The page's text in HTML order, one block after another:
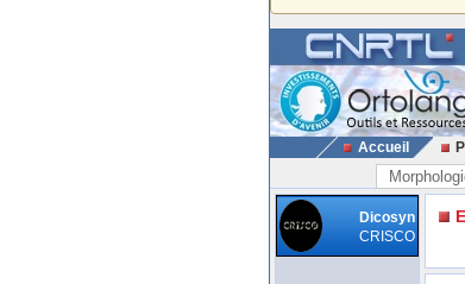
Accueil
Dicosyn
CRISCO